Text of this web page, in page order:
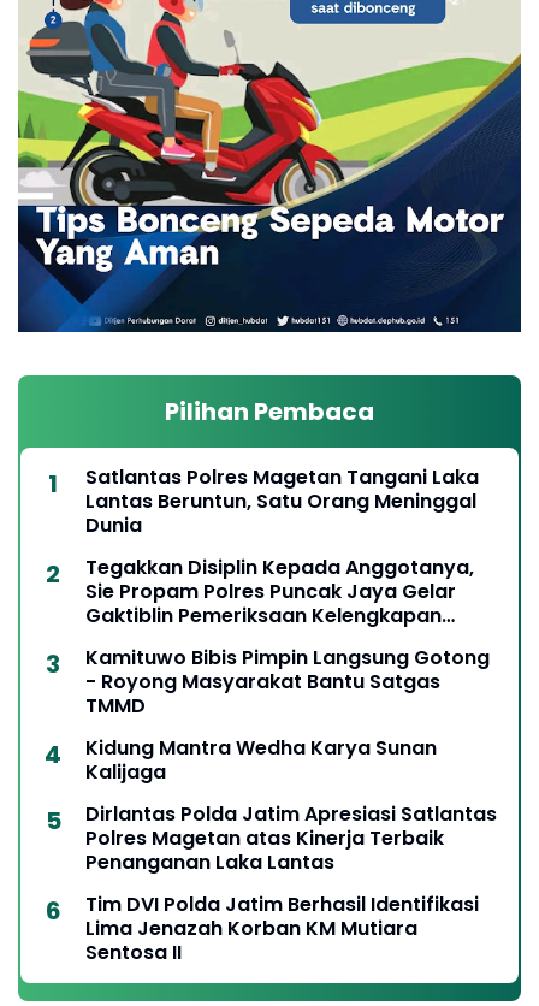
Pilihan Pembaca
Satlantas Polres Magetan Tangani Laka
Lantas Beruntun, Satu Orang Meninggal
Dunia
Tegakkan Disiplin Kepada Anggotanya,
Sie Propam Polres Puncak Jaya Gelar
Gaktiblin Pemeriksaan Kelengkapan
Kamituwo Bibis Pimpin Langsung Gotong
- Royong Masyarakat Bantu Satgas
TMMD
Kidung Mantra Wedha Karya Sunan
Kalijaga
Dirlantas Polda Jatim Apresiasi Satlantas
Polres Magetan atas Kinerja Terbaik
Penanganan Laka Lantas
Tim DVI Polda Jatim Berhasil Identifikasi
Lima Jenazah Korban KM Mutiara
Sentosa II